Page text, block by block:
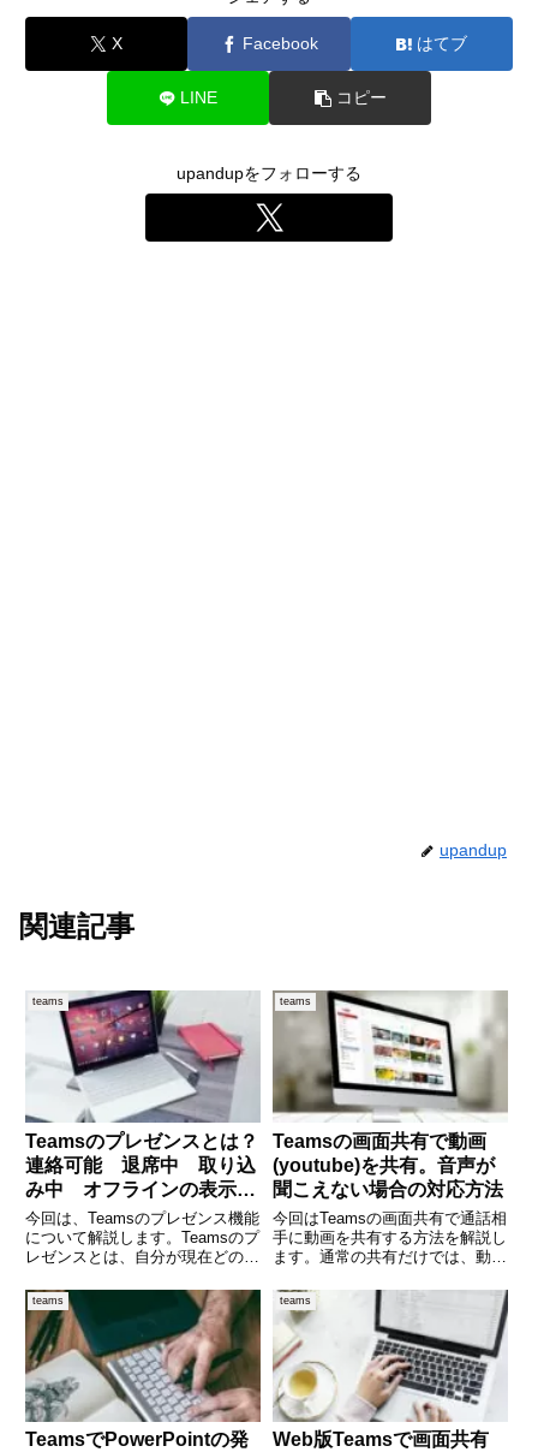
X Facebook はてブ
LINE コピー
upandupをフォローする
upandup
関連記事
teams
Teamsのプレゼンスとは？
連絡可能 退席中 取り込
み中 オフラインの表示に
ついて
今回は、Teamsのプレゼンス機能
について解説します。Teamsのプ
レゼンスとは、自分が現在どのよ
ーに視覚的に伝えるための機能で
す。例えば、「連絡可能」「退席
中」「取り込み中」など、自分の
状況をアイコンで表示で
teams
Teamsの画面共有で動画
(youtube)を共有。音声が
聞こえない場合の対応方法
今回はTeamsの画面共有で通話相
手に動画を共有する方法を解説し
ます。通常の共有だけでは、動画
ません。音声も届けるには、コン
テンツの共有時に「サウンドを含
める」をONにします。手順を解
説します。 (ad
teams
TeamsでPowerPointの発
teams
Web版Teamsで画面共有